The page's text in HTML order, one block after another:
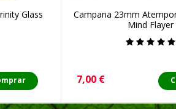
Glass
Campana 23mm
Mind Flayer
Precio
7,00 €